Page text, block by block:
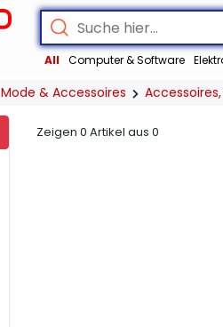
All Computer & Software
Mode & Accessoires
Zeigen 0 Artikel aus 0